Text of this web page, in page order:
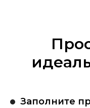
Заполните